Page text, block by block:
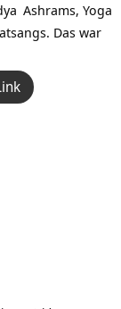
Ashrams, Yoga
Das war